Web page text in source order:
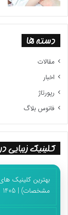
دسته ها
مقالات
اخبار
رپورتاژ
فانوس بلاگ
کلینیک زیبایی
مشخصات) | 1405